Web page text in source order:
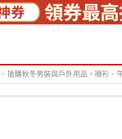
> 搶購秋冬男裝與戶外用品，襯衫、